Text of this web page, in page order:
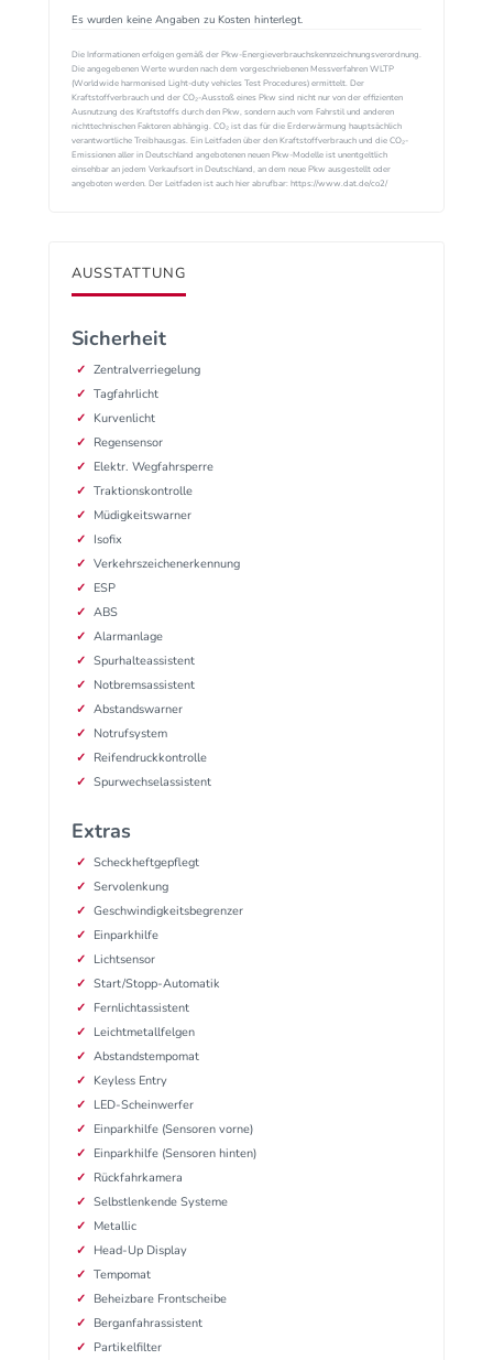
Es wurden keine Angaben zu Kosten hinterlegt.
Die Informationen erfolgen gemäß der Pkw-Energieverbrauchskennzeichnungsverordnung.
Die angegebenen Werte wurden nach dem vorgeschriebenen Messverfahren WLTP
(Worldwide harmonised Light-duty vehicles Test Procedures) ermittelt. Der
Kraftstoffverbrauch und der CO₂-Ausstoß eines Pkw sind nicht nur von der effizienten
Ausnutzung des Kraftstoffs durch den Pkw, sondern auch vom Fahrstil und anderen
nichttechnischen Faktoren abhängig. CO₂ ist das für die Erderwärmung hauptsächlich
verantwortliche Treibhausgas. Ein Leitfaden über den Kraftstoffverbrauch und die CO₂-
Emissionen aller in Deutschland angebotenen neuen Pkw-Modelle ist unentgeltlich
einsehbar an jedem Verkaufsort in Deutschland, an dem neue Pkw ausgestellt oder
angeboten werden. Der Leitfaden ist auch hier abrufbar: https://www.dat.de/co2/
AUSSTATTUNG
Sicherheit
Zentralverriegelung
Tagfahrlicht
Kurvenlicht
Regensensor
Elektr. Wegfahrsperre
Traktionskontrolle
Müdigkeitswarner
Isofix
Verkehrszeichenerkennung
ESP
ABS
Alarmanlage
Spurhalteassistent
Notbremsassistent
Abstandswarner
Notrufsystem
Reifendruckkontrolle
Spurwechselassistent
Extras
Scheckheftgepflegt
Servolenkung
Geschwindigkeitsbegrenzer
Einparkhilfe
Lichtsensor
Start/Stopp-Automatik
Fernlichtassistent
Leichtmetallfelgen
Abstandstempomat
Keyless Entry
LED-Scheinwerfer
Einparkhilfe (Sensoren vorne)
Einparkhilfe (Sensoren hinten)
Rückfahrkamera
Selbstlenkende Systeme
Metallic
Head-Up Display
Tempomat
Beheizbare Frontscheibe
Berganfahrassistent
Partikelfilter